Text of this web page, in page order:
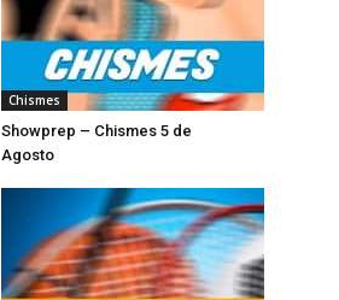
Chismes
Showprep – Chismes 5 de
Agosto